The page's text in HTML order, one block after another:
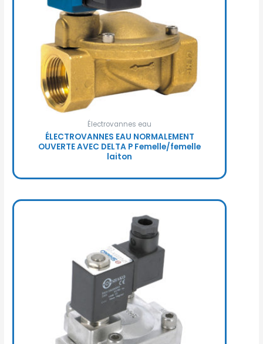
Électrovannes eau
ÉLECTROVANNES EAU NORMALEMENT
OUVERTE AVEC DELTA P Femelle/femelle
laiton